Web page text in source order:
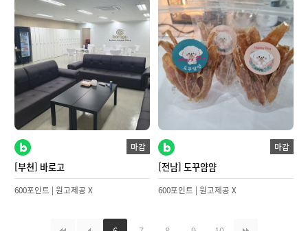
마감
[부천] 바로고
600포인트 | 원고제공 X
마감
[전남] 도꾸얌얌
600포인트 | 원고제공 X